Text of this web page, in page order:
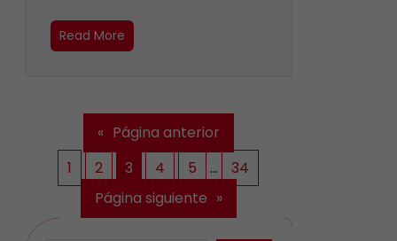
Read More
« Página anterior
1
2 3 4 5 …
34
Página siguiente »